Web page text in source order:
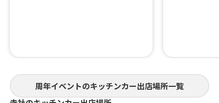
周年イベントのキッチンカー出店場所一覧